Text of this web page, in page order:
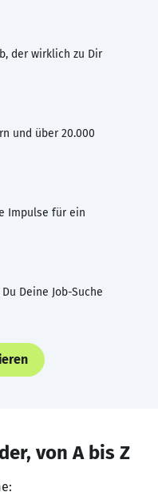
der wirklich zu Dir
und über 20.000
Impulse für ein
Deine Job-Suche
von A bis Z